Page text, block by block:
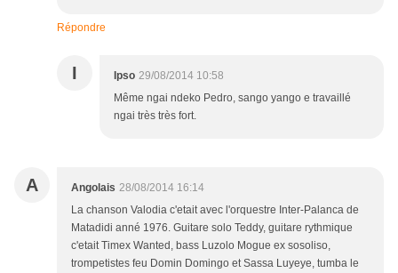
Répondre
I Ipso 29/08/2014 10:58
Même ngai ndeko Pedro, sango yango e travaillé
ngai très très fort.
A Angolais 28/08/2014 16:14
La chanson Valodia c'etait avec l'orquestre Inter-Palanca de
Matadidi anné 1976. Guitare solo Teddy, guitare rythmique
c'etait Timex Wanted, bass Luzolo Mogue ex sosoliso,
trompetistes feu Domin Domingo et Sassa Luyeye, tumba le